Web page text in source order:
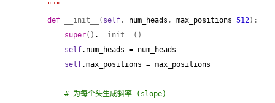
    """
def
__init__ ( self, num_heads , max_positions=512):
super() . __init__
()
self. num_heads = num_heads
self.max_positions = max_positions
# 为每个头生成斜率 (slope)